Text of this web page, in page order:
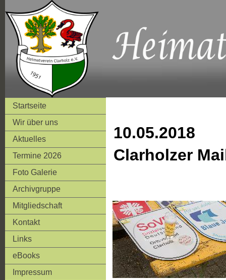
Startseite
Wir über uns
Aktuelles
Termine 2026
Foto Galerie
Archivgruppe
Mitgliedschaft
Kontakt
Links
eBooks
Impressum
10.05.2018
Clarholzer